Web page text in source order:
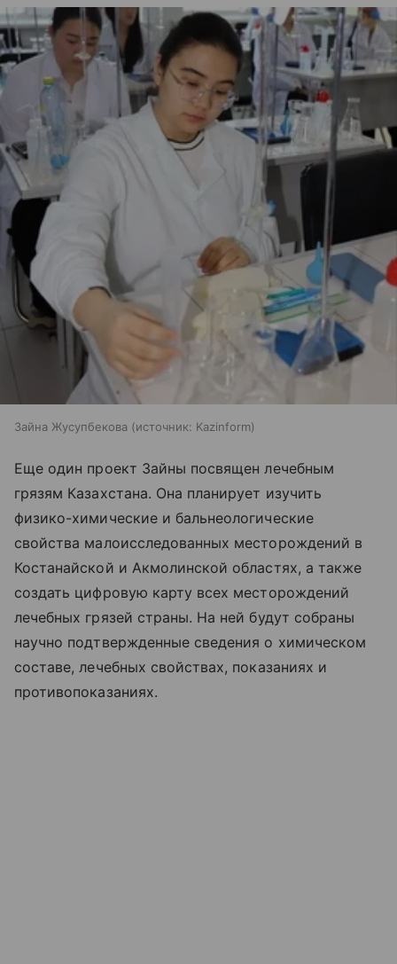
Зайна Жусупбекова источник: Kazinform
Еще один проект Зайны посвящен лечебным
грязям Казахстана. Она планирует изучить
физико-химические и бальнеологические
свойства малоисследованных месторождений в
Костанайской и Акмолинской областях, а также
создать цифровую карту всех месторождений
лечебных грязей страны. На ней будут собраны
научно подтвержденные сведения о химическом
составе, лечебных свойствах, показаниях и
противопоказаниях.